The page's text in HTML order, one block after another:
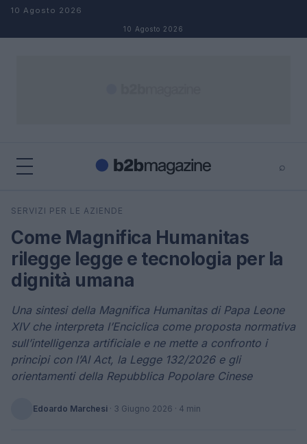
Salta al contenuto
10 Agosto 2026
10 Agosto 2026
⌕
Cerca
SERVIZI PER LE AZIENDE
Come Magnifica Humanitas
rilegge legge e tecnologia per la
dignità umana
Una sintesi della Magnifica Humanitas di Papa Leone
XIV che interpreta l’Enciclica come proposta normativa
sull’intelligenza artificiale e ne mette a confronto i
principi con l’AI Act, la Legge 132/2026 e gli
orientamenti della Repubblica Popolare Cinese
Edoardo Marchesi · 3 Giugno 2026 · 4 min